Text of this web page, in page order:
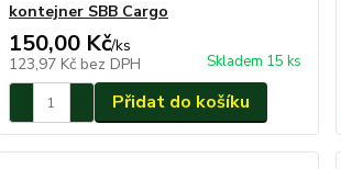
kontejner SBB Cargo
150,00 Kč/ks
123,97 Kč bez DPH Skladem 15 ks
Přidat do košíku